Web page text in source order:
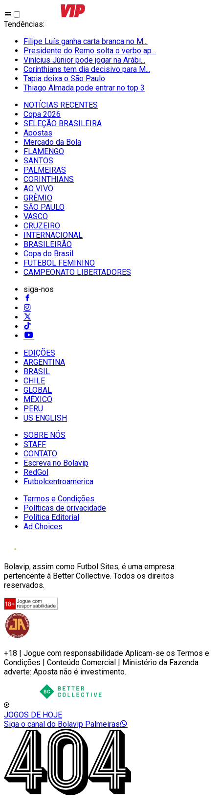
Tendências:
Filipe Luís ganha carta branca no M...
Presidente do Remo solta o verbo ap...
Vinícius Júnior pode jogar na Arábi...
Corinthians tem dia decisivo para M...
Tapia deixa o São Paulo
Thiago Almada pode entrar no top 3
NOTÍCIAS RECENTES
Copa 2026
SELEÇÃO BRASILEIRA
Apostas
Mercado da Bola
FLAMENGO
SANTOS
PALMEIRAS
CORINTHIANS
AO VIVO
GRÊMIO
SĀO PAULO
VASCO
CRUZEIRO
INTERNACIONAL
BRASILEIRÃO
Copa do Brasil
FUTEBOL FEMININO
CAMPEONATO LIBERTADORES
siga-nos
EDIÇÕES
ARGENTINA
BRASIL
CHILE
GLOBAL
MÉXICO
PERU
US ENGLISH
SOBRE NÓS
STAFF
CONTATO
Escreva no Bolavip
RedGol
Futbolcentroamerica
Termos e Condições
Políticas de privacidade
Política Editorial
Ad Choices
Bolavip, assim como Futbol Sites, é uma empresa
pertencente à Better Collective. Todos os direitos
reservados.
+18 | Jogue com responsabilidade Aplicam-se os Termos e
Condições | Conteúdo Comercial | Ministério da Fazenda
adverte: Aposta não é investimento.
JOGOS DE HOJE
Siga o canal do Bolavip Palmeiras